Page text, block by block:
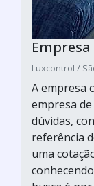
Luxcontrol /
A empresa
empresa
dúvidas,
referência
uma